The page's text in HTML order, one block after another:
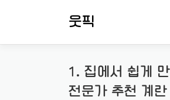
로
웃픽
1. 집에서 쉽게
전문가 추천 계